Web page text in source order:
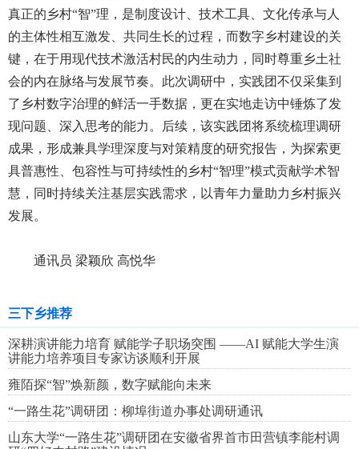
真正的乡村“智”理，是制度设计、技术工具、文化传承与人
的主体性相互激发、共同生长的过程，而数字乡村建设的关
键，在于用现代技术激活村民的内生动力，同时尊重乡土社
会的内在脉络与发展节奏。此次调研中，实践团不仅采集到
了乡村数字治理的鲜活一手数据，更在实地走访中锤炼了发
现问题、深入思考的能力。后续，该实践团将系统梳理调研
成果，形成兼具学理深度与对策精度的研究报告，为探索更
具普惠性、包容性与可持续性的乡村“智理”模式贡献学术智
慧，同时持续关注基层实践需求，以青年力量助力乡村振兴
发展。
通讯员 梁颖欣 高悦华
三下乡推荐
深耕演讲能力培育 赋能学子职场突围 ——AI 赋能大学生演
讲能力培养项目专家访谈顺利开展
雍陌探“智”焕新颜，数字赋能向未来
“一路生花”调研团：柳埠街道办事处调研通讯
山东大学“一路生花”调研团在安徽省界首市田营镇李能村调